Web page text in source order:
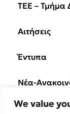
We value
Φυσικό
TEE – Τμήμα
Αιτήσεις
Έντυπα
Νέα-
Ημερίδες/